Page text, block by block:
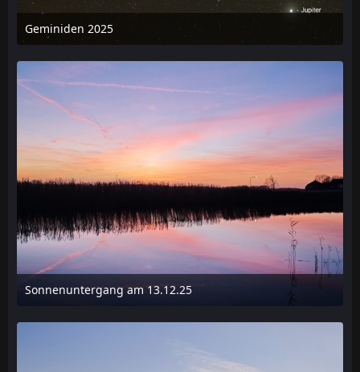
Geminiden 2025
28. Dezember 2025 um 23:53
Sonnenuntergang am 13.12.25